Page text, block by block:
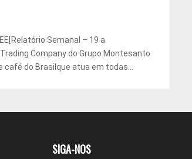
Semanal – 19 a
Company do Grupo Montesanto
café do Brasilque atua em todas...
SIGA-NOS